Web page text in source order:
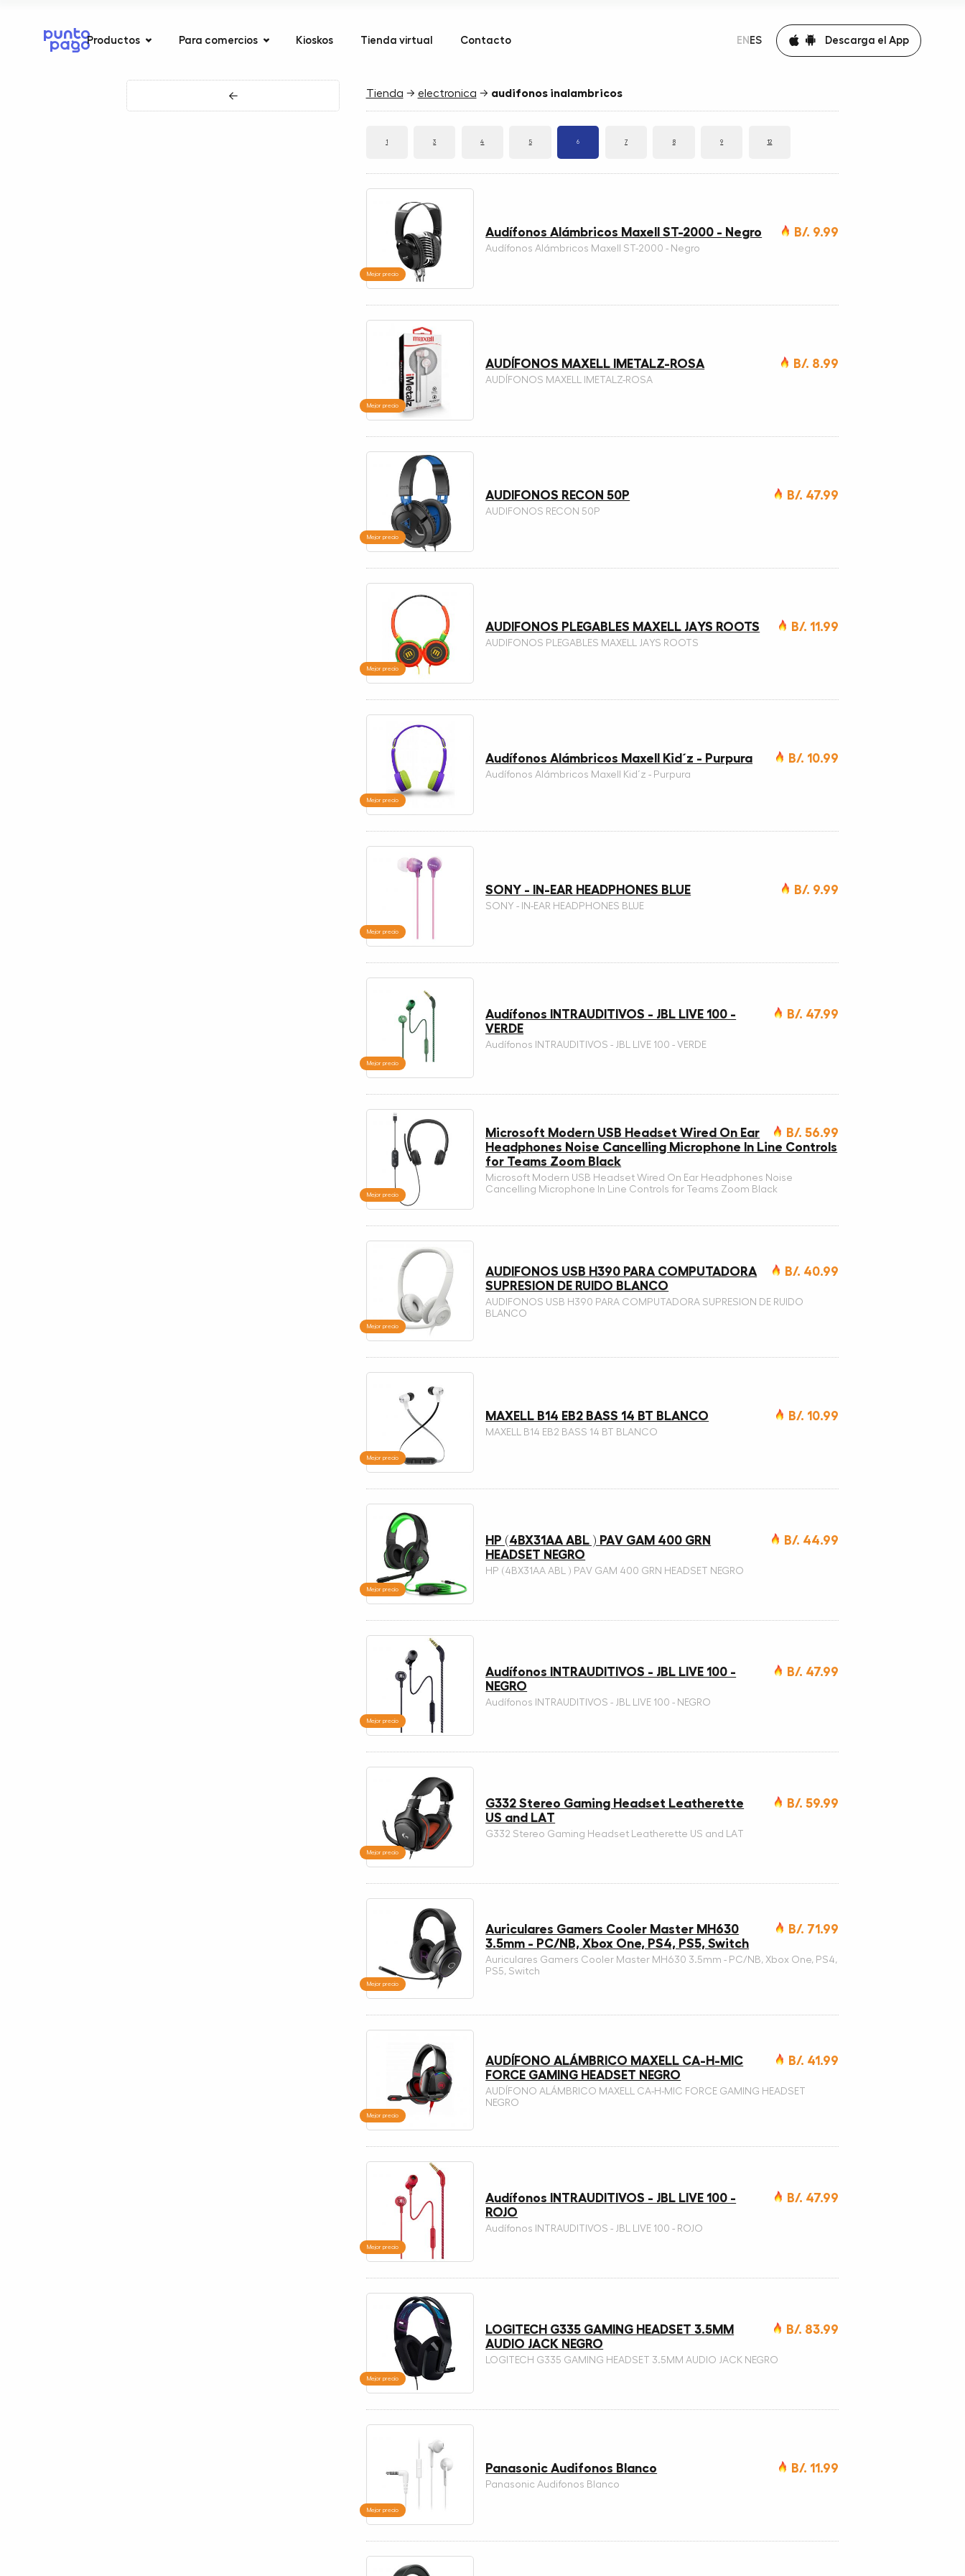
Productos Para comercios Kioskos Tienda virtual Contacto EN ES Descarga el App
← Tienda → electronica → audifonos inalambricos
1 3 4 5 6 7 8 9 12
Mejor precio
B/. 9.99
Audífonos Alámbricos Maxell ST-2000 - Negro
Audífonos Alámbricos Maxell ST-2000 - Negro
Mejor precio
B/. 8.99
AUDÍFONOS MAXELL IMETALZ-ROSA
AUDÍFONOS MAXELL IMETALZ-ROSA
Mejor precio
B/. 47.99
AUDIFONOS RECON 50P
AUDIFONOS RECON 50P
Mejor precio
B/. 11.99
AUDIFONOS PLEGABLES MAXELL JAYS ROOTS
AUDIFONOS PLEGABLES MAXELL JAYS ROOTS
Mejor precio
B/. 10.99
Audífonos Alámbricos Maxell Kid´z - Purpura
Audífonos Alámbricos Maxell Kid´z - Purpura
Mejor precio
B/. 9.99
SONY - IN-EAR HEADPHONES BLUE
SONY - IN-EAR HEADPHONES BLUE
Mejor precio
B/. 47.99
Audífonos INTRAUDITIVOS - JBL LIVE 100 -
VERDE
Audífonos INTRAUDITIVOS - JBL LIVE 100 - VERDE
Mejor precio
B/. 56.99
Microsoft Modern USB Headset Wired On Ear
Headphones Noise Cancelling Microphone In Line Controls
for Teams Zoom Black
Microsoft Modern USB Headset Wired On Ear Headphones Noise
Cancelling Microphone In Line Controls for Teams Zoom Black
Mejor precio
B/. 40.99
AUDIFONOS USB H390 PARA COMPUTADORA
SUPRESION DE RUIDO BLANCO
AUDIFONOS USB H390 PARA COMPUTADORA SUPRESION DE RUIDO
BLANCO
Mejor precio
B/. 10.99
MAXELL B14 EB2 BASS 14 BT BLANCO
MAXELL B14 EB2 BASS 14 BT BLANCO
Mejor precio
B/. 44.99
HP (4BX31AA ABL ) PAV GAM 400 GRN
HEADSET NEGRO
HP (4BX31AA ABL ) PAV GAM 400 GRN HEADSET NEGRO
Mejor precio
B/. 47.99
Audífonos INTRAUDITIVOS - JBL LIVE 100 -
NEGRO
Audífonos INTRAUDITIVOS - JBL LIVE 100 - NEGRO
Mejor precio
B/. 59.99
G332 Stereo Gaming Headset Leatherette
US and LAT
G332 Stereo Gaming Headset Leatherette US and LAT
Mejor precio
B/. 71.99
Auriculares Gamers Cooler Master MH630
3.5mm - PC/NB, Xbox One, PS4, PS5, Switch
Auriculares Gamers Cooler Master MH630 3.5mm - PC/NB, Xbox One, PS4,
PS5, Switch
Mejor precio
B/. 41.99
AUDÍFONO ALÁMBRICO MAXELL CA-H-MIC
FORCE GAMING HEADSET NEGRO
AUDÍFONO ALÁMBRICO MAXELL CA-H-MIC FORCE GAMING HEADSET
NEGRO
Mejor precio
B/. 47.99
Audífonos INTRAUDITIVOS - JBL LIVE 100 -
ROJO
Audífonos INTRAUDITIVOS - JBL LIVE 100 - ROJO
Mejor precio
B/. 83.99
LOGITECH G335 GAMING HEADSET 3.5MM
AUDIO JACK NEGRO
LOGITECH G335 GAMING HEADSET 3.5MM AUDIO JACK NEGRO
Mejor precio
B/. 11.99
Panasonic Audifonos Blanco
Panasonic Audifonos Blanco